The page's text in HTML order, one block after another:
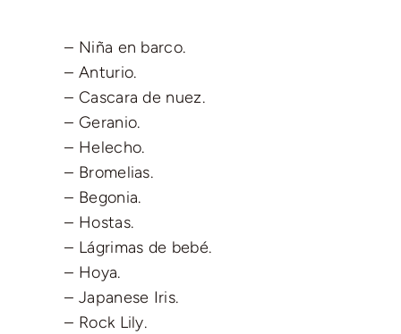
– Niña en barco.
– Anturio.
– Cascara de nuez.
– Geranio.
– Helecho.
– Bromelias.
– Begonia.
– Hostas.
– Lágrimas de bebé.
– Hoya.
– Japanese Iris.
– Rock Lily.